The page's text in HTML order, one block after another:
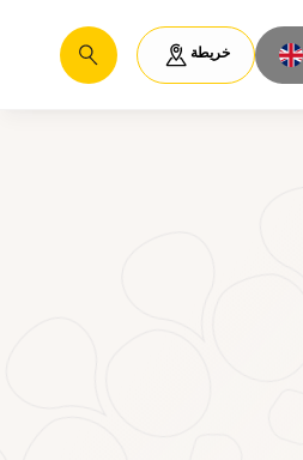
خريطة
يبحث